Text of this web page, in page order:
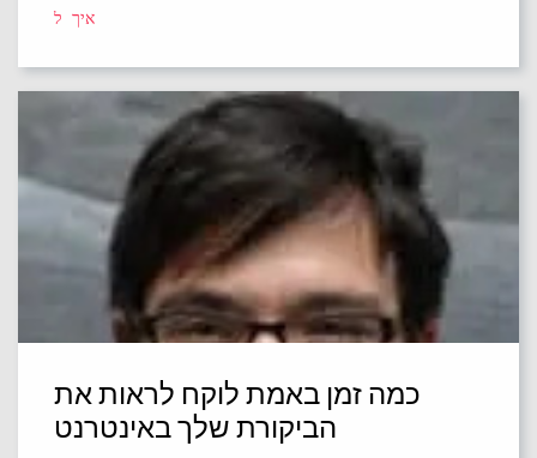
איך ל
כמה זמן באמת לוקח לראות את
הביקורת שלך באינטרנט